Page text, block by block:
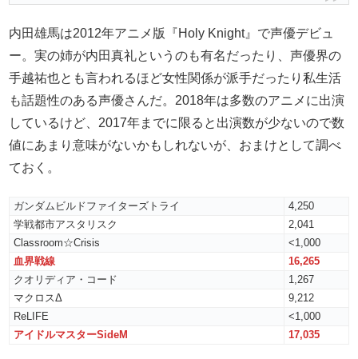
内田雄馬は2012年アニメ版『Holy Knight』で声優デビュ
ー。実の姉が内田真礼というのも有名だったり、声優界の
手越祐也とも言われるほど女性関係が派手だったり私生活
も話題性のある声優さんだ。2018年は多数のアニメに出演
しているけど、2017年までに限ると出演数が少ないので数
値にあまり意味がないかもしれないが、おまけとして調べ
ておく。
ガンダムビルドファイターズトライ
4,250
学戦都市アスタリスク
2,041
Classroom☆Crisis
<1,000
血界戦線
16,265
クオリディア・コード
1,267
マクロスΔ
9,212
ReLIFE
<1,000
アイドルマスターSideM
17,035